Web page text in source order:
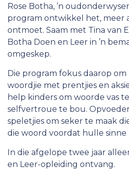
Rose Botha, ’n
program ontwikkel het, meer
ontmoet. Saam met Tina van
Botha Doen en Leer in ’n
omgeskep.
Die program fokus daarop
woordjie met prentjies en
help kinders om woorde vas
selfvertroue te bou.
speletjies om seker te maak
die woord voordat hulle sinne
In die afgelope twee jaar
en Leer-opleiding ontvang.